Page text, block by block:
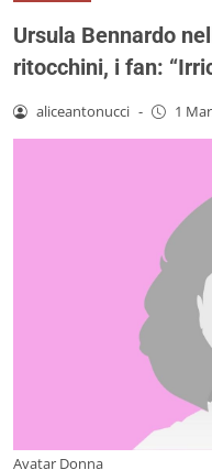
Ursula Bennardo
ritocchini, i fan:
aliceantonucci - 1
Avatar Donna